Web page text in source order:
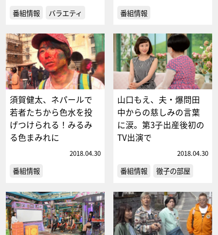
番組情報 バラエティ 番組情報
須賀健太、ネパールで
若者たちから色水を投
げつけられる！みるみ
る色まみれに
2018.04.30
番組情報
山口もえ、夫・爆問田
中からの慈しみの言葉
に涙。第3子出産後初の
TV出演で
2018.04.30
番組情報 徹子の部屋